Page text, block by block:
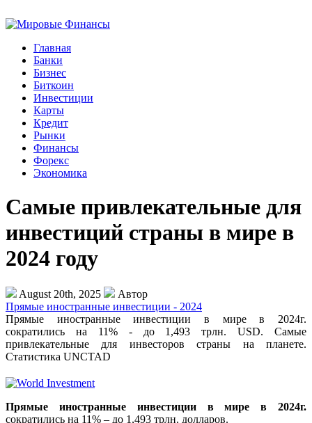
Главная
Банки
Бизнес
Биткоин
Инвестиции
Карты
Кредит
Рынки
Финансы
Форекс
Экономика
Самые привлекательные для
инвестиций страны в мире в
2024 году
August 20th, 2025
Автор
Прямые иностранные инвестиции - 2024
Прямые иностранные инвестиции в мире в 2024г.
сократились на 11% - до 1,493 трлн. USD. Самые
привлекательные для инвесторов страны на планете.
Статистика UNCTAD
Прямые иностранные инвестиции в мире в 2024г.
сократились на 11% – до 1,493 трлн. долларов.